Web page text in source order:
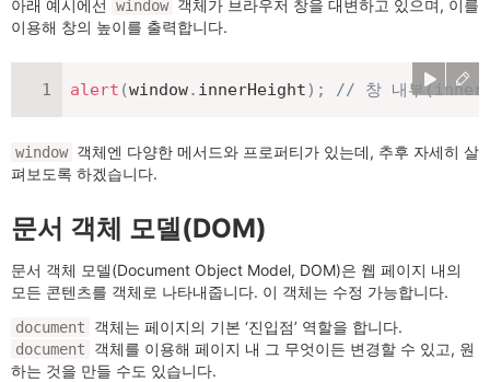
아래 예시에선 window 객체가 브라우저 창을 대변하고 있으며, 이를
이용해 창의 높이를 출력합니다.
alert (window. innerHeight) ; // 창 내부(inner
window 객체엔 다양한 메서드와 프로퍼티가 있는데, 추후 자세히 살
펴보도록 하겠습니다.
문서 객체 모델(DOM)
문서 객체 모델(Document Object Model, DOM)은 웹 페이지 내의
모든 콘텐츠를 객체로 나타내줍니다. 이 객체는 수정 가능합니다.
document 객체는 페이지의 기본 ‘진입점’ 역할을 합니다.
document
객체를 이용해 페이지 내 그 무엇이든 변경할 수 있고, 원
하는 것을 만들 수도 있습니다.